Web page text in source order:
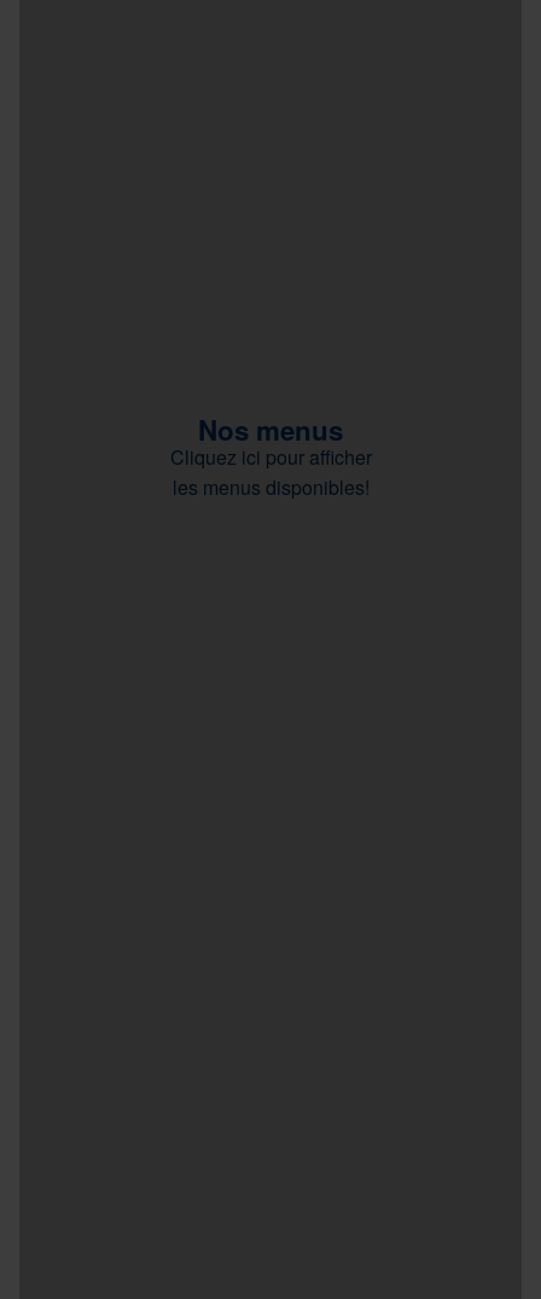
Nos menus
Cliquez ici pour afficher
les menus disponibles!